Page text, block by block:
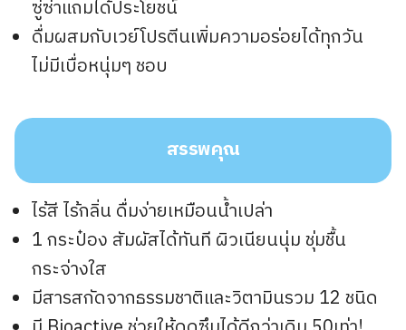
ซู่ซ่าแถมได้ประโยชน์
ดื่มผสมกับเวย์โปรตีนเพิ่มความอร่อยได้ทุกวัน
ไม่มีเบื่อหนุ่มๆ ชอบ
สรรพคุณ
ไร้สี ไร้กลิ่น ดื่มง่ายเหมือนน้ำเปล่า
1 กระป๋อง สัมผัสได้ทันที ผิวเนียนนุ่ม ชุ่มชื้น
กระจ่างใส
มีสารสกัดจากธรรมชาติและวิตามินรวม 12 ชนิด